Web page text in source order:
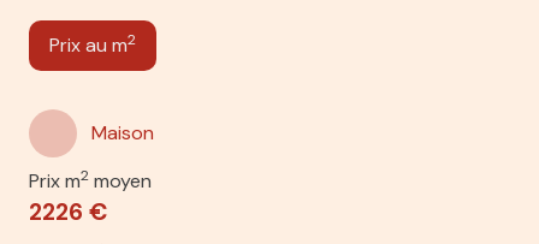
Prix au m2
Maison
Prix m2 moyen
2226 €